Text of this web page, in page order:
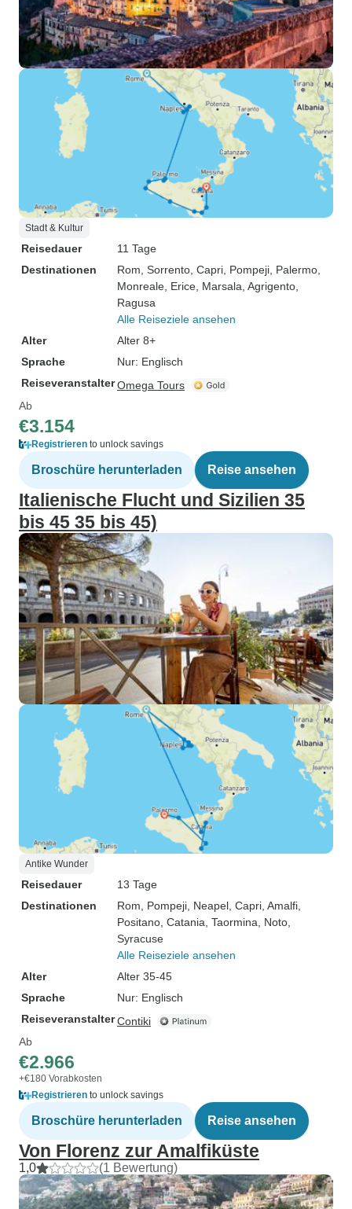
Stadt & Kultur
Reisedauer
11 Tage
Destinationen
Rom , Sorrento , Capri , Pompeji , Palermo
Monreale , Erice , Marsala , Agrigento
Ragusa
Alle Reiseziele ansehen
Alter
Alter 8+
Sprache
Nur: Englisch
ReiseveranstalterOmega Tours
Ab
€3.154
Registrieren to unlock savings
Broschüre herunterladen Reise ansehen
Italienische Flucht und Sizilien 35
bis 45 35 bis 45)
Antike Wunder
Reisedauer
13 Tage
Destinationen
Rom , Pompeji , Neapel , Capri , Amalfi
Positano , Catania , Taormina , Noto
Syracuse
Alle Reiseziele ansehen
Alter
Alter 35-45
Sprache
Nur: Englisch
ReiseveranstalterContiki
Ab
€2.966
+€180 Vorabkosten
Registrieren to unlock savings
Broschüre herunterladen Reise ansehen
Von Florenz zur Amalfiküste
1,0 (1 Bewertung)